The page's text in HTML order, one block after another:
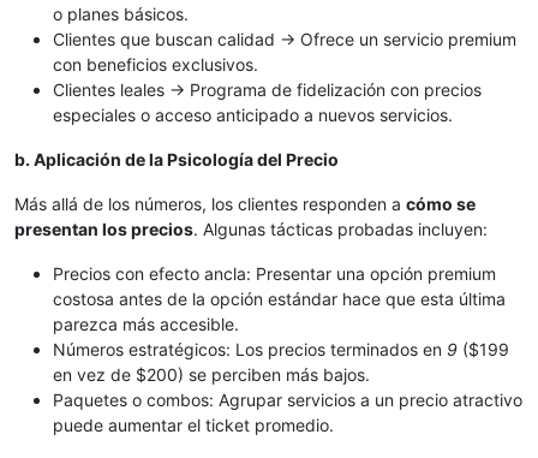
o planes básicos.
Clientes que buscan calidad → Ofrece un servicio premium
con beneficios exclusivos.
Clientes leales → Programa de fidelización con precios
especiales o acceso anticipado a nuevos servicios.
b. Aplicación de la Psicología del Precio
Más allá de los números, los clientes responden a cómo se
presentan los precios. Algunas tácticas probadas incluyen:
Precios con efecto ancla: Presentar una opción premium
costosa antes de la opción estándar hace que esta última
parezca más accesible.
Números estratégicos: Los precios terminados en 9 ($199
en vez de $200) se perciben más bajos.
Paquetes o combos: Agrupar servicios a un precio atractivo
puede aumentar el ticket promedio.